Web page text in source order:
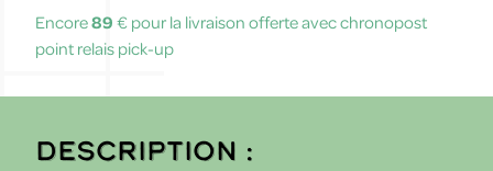
Encore89 € pour la livraison offerte avec chronopost
point relais pick-up
Description :